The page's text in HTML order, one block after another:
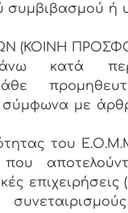
συμβιβασμού ή
(ΚΟΙΝΗ
κατά
σύμφωνα με
του